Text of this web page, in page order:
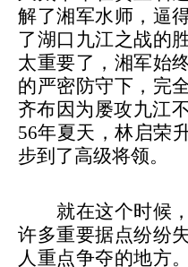
解了湘军水师，逼
了湖口九江之战的
太重要了，湘军始
的严密防守下，完
齐布因为屡攻九江
56年夏天，林启荣
步到了高级将领。
就在这个时候
许多重要据点纷纷
人重点争夺的地方